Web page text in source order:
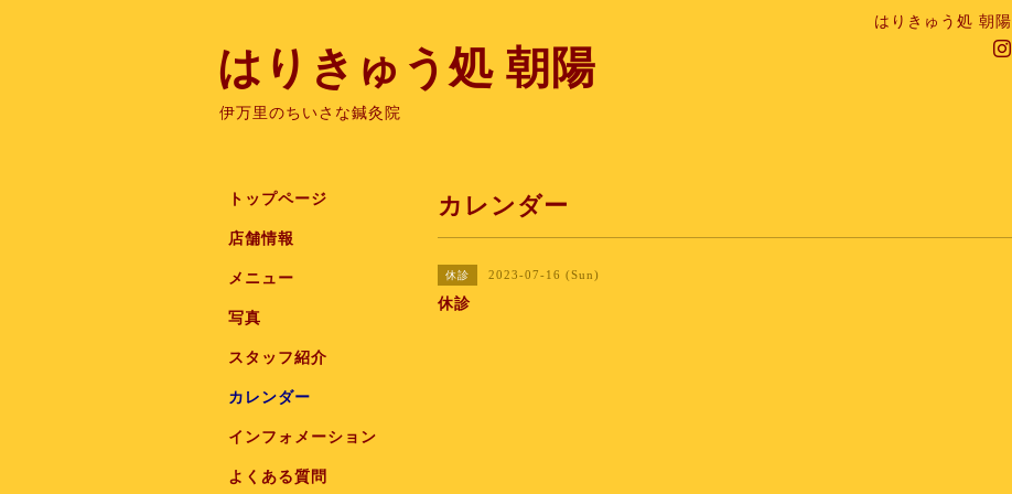
はりきゅう処 朝陽
はりきゅう処 朝陽
伊万里のちいさな鍼灸院
カレンダー
休診 2023-07-16 (Sun)
休診
トップページ
店舗情報
メニュー
写真
スタッフ紹介
カレンダー
インフォメーション
よくある質問